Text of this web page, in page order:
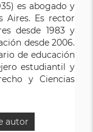
es abogado y
Aires. Es rector
desde 1983 y
desde 2006.
de educación
estudiantil y
y Ciencias
autor